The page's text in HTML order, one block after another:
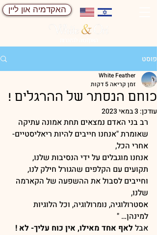
האקדמיה און ליין
פוסט
כוחם הנסתר של ההרגלים !
White Feather
זמן קריאה 5 דקות
עודכן: 3 במאי 2023
רב בני האדם נמצאים תחת אמונה עתיקה
שאומרת "אנחנו חייבים להיות ריאליסטיים-
אחרי הכל,
אנחנו מוגבלים על ידי הנסיבות שלנו,
תקועים עם הקלפים שהגורל חילק לנו,
וחייבים לסבול את ההשפעה של הקארמה
שלנו,
אסטרולוגיה, נומרולוגיה, וכל הלוגיות
למינהן… "
אבל לאף אחד מאילו, אין כוח עליך- לא !